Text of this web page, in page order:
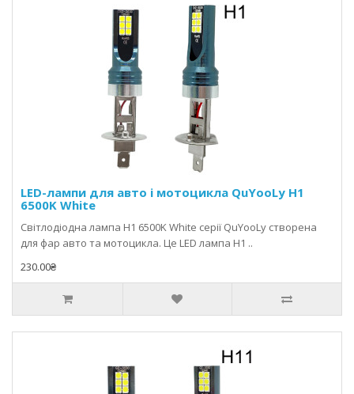
LED-лампи для авто і мотоцикла QuYooLy Н1
6500K White
Світлодіодна лампа H1 6500K White серії QuYooLy створена
для фар авто та мотоцикла. Це LED лампа H1 ..
230.00₴